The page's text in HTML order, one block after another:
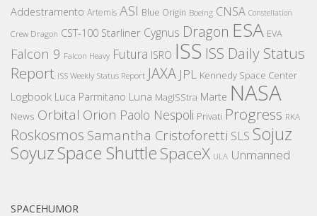
Addestramento Artemis ASI Blue Origin Boeing CNSA Constellation
Crew Dragon CST-100 Starliner Cygnus Dragon ESA EVA
Falcon 9 Falcon Heavy Futura ISRO ISS ISS Daily Status
Report ISS Weekly Status Report JAXA JPL Kennedy Space Center
Logbook Luca Parmitano Luna MagISStra Marte NASA
News Orbital Orion Paolo Nespoli Privati Progress RKA
Roskosmos Samantha Cristoforetti SLS Sojuz
SoyuzSpace ShuttleSpaceX ULA Unmanned
SPACEHUMOR